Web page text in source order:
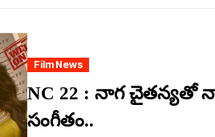
Film News
NC 22 : నాగ చైతన్యతో
సంగీతం..